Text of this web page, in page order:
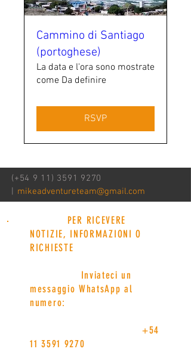
Cammino di Santiago
(portoghese)
La data e l'ora sono mostrate
come Da definire
RSVP
(+54 9 11) 3591 9270
mikeadventureteam@gmail.com
PER RICEVERE
NOTIZIE, INFORMAZIONI O
RICHIESTE
Inviateci un
messaggio WhatsApp al
numero:
+54
11 3591 9270